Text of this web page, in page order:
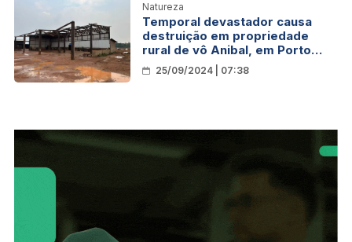
Natureza
Temporal devastador causa
destruição em propriedade
rural de vô Anibal, em Porto
Velho
25/09/2024 | 07:38